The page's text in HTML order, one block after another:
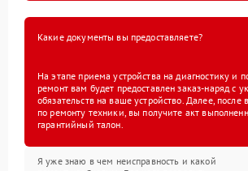
Какие документы вы предоставляете?
На этапе приема устройства на диагностику и
ремонт вам будет предоставлен заказ-наряд с
обязательств на ваше устройство. Далее, после
по ремонту техники, вы получите акт
гарантийный талон.
Я уже знаю в чем неисправность и какой